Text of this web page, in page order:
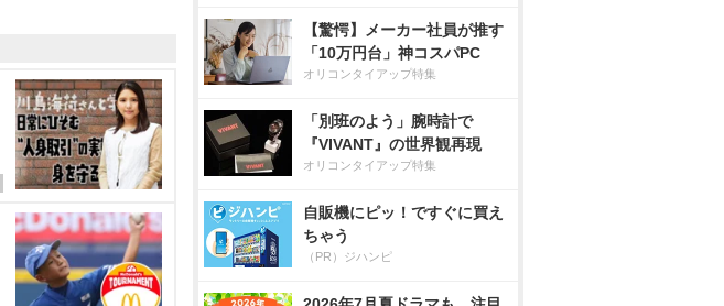
【驚愕】メーカー社員が推す
「10万円台」神コスパPC
オリコンタイアップ特集
「別班のよう」腕時計で
『VIVANT』の世界観再現
オリコンタイアップ特集
自販機にピッ！ですぐに買え
ちゃう
（PR）ジハンピ